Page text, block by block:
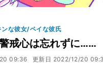
ンな彼女/ペイな彼氏
警戒心は忘れずに……
09:36 更新日 2022/12/20